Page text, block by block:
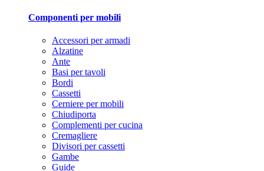
Componenti per mobili
Accessori per armadi
Alzatine
Ante
Basi per tavoli
Bordi
Cassetti
Cerniere per mobili
Chiudiporta
Complementi per cucina
Cremagliere
Divisori per cassetti
Gambe
Guide